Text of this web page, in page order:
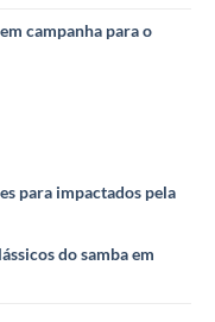
campanha para o
para impactados pela
do samba em